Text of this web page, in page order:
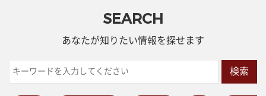
SEARCH
あなたが知りたい情報を探せます
検索